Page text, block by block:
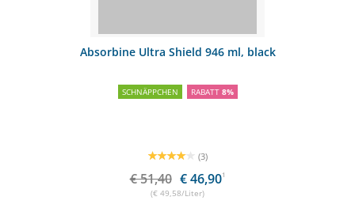
Absorbine Ultra Shield 946 ml, black
SCHNÄPPCHEN RABATT 8%
(3)
€ 51,40 € 46,901
(€ 49,58/Liter)